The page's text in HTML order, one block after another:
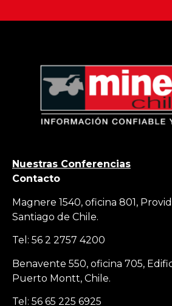
Nuestras Conferencias
Contacto
Magnere 1540, oficina 801,
Santiago de Chile.
Tel: 56 2 2757 4200
Benavente 550, oficina 705,
Puerto Montt, Chile.
Tel: 56 65 225 6925